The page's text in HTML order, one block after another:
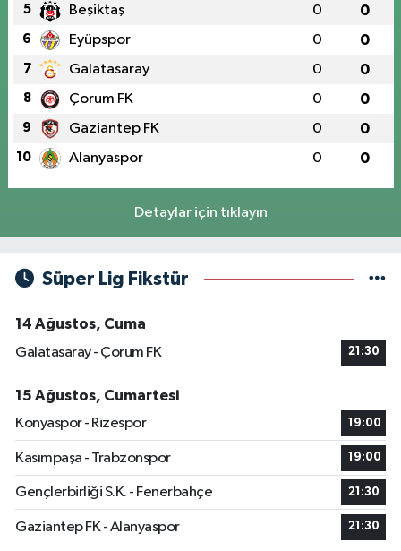
5 Beşiktaş 0 0
6 Eyüpspor 0 0
7 Galatasaray 0 0
8 Çorum FK 0 0
9 Gaziantep FK 0 0
10 Alanyaspor 0 0
Detaylar için tıklayın
Süper Lig Fikstür
14 Ağustos, Cuma
Galatasaray - Çorum FK
21:30
15 Ağustos, Cumartesi
Konyaspor - Rizespor
19:00
Kasımpaşa - Trabzonspor 19:00
Gençlerbirliği S.K. - Fenerbahçe 21:30
Gaziantep FK - Alanyaspor 21:30